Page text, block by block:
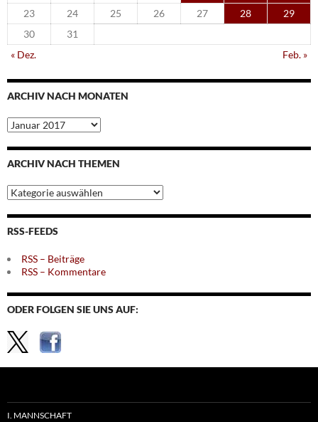
23
24 25 26 27 28
29
30
31
« Dez.
Feb. »
ARCHIV NACH MONATEN
Archiv
nach
Monaten
ARCHIV NACH THEMEN
Archiv
nach
Themen
RSS-FEEDS
RSS – Beiträge
RSS – Kommentare
ODER FOLGEN SIE UNS AUF:
I. MANNSCHAFT